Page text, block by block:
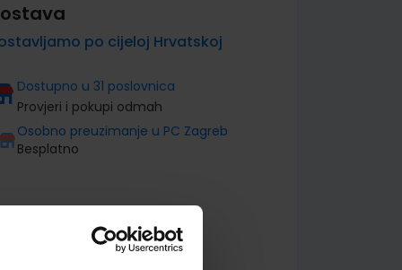
po cijeloj Hrvatskoj
Dostupno u 31 poslovnica
Provjeri i pokupi odmah
Osobno preuzimanje u PC Zagreb
Besplatno